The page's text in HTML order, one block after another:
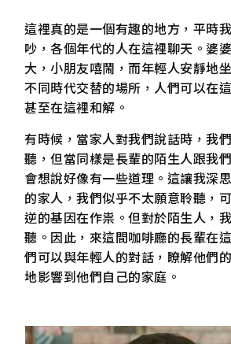
這裡真的是一個有趣的地方，平時
吵，各個年代的人在這裡聊天。婆
大，小朋友嘻鬧，而年輕人安靜地
不同時代交替的場所，人們可以在
甚至在這裡和解。
有時候，當家人對我們說話時，我
聽，但當同樣是長輩的陌生人跟我
會想說好像有一些道理。這讓我深
的家人，我們似乎不太願意聆聽，
逆的基因在作祟。但對於陌生人，
聽。因此，來這間咖啡廳的長輩在
們可以與年輕人的對話，瞭解他們
地影響到他們自己的家庭。